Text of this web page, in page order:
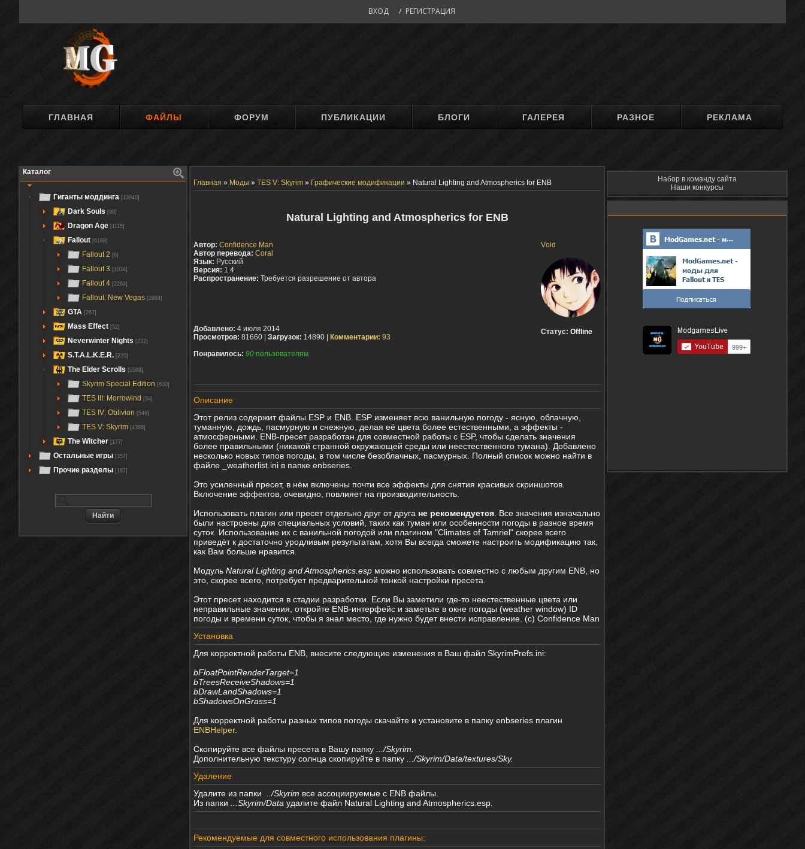
ВХОД / РЕГИСТРАЦИЯ
ГЛАВНАЯ ФАЙЛЫ ФОРУМ ПУБЛИКАЦИИ БЛОГИ ГАЛЕРЕЯ РАЗНОЕ РЕКЛАМА
Каталог
Гиганты моддинга [13940]
Dark Souls [90]
Dragon Age [1115]
Fallout [6188]
Fallout 2 [6]
Fallout 3 [1034]
Fallout 4 [2264]
Fallout: New Vegas [2884]
GTA [267]
Mass Effect [52]
Neverwinter Nights [232]
S.T.A.L.K.E.R. [220]
The Elder Scrolls [5599]
Skyrim Special Edition [630]
TES III: Morrowind [34]
TES IV: Oblivion [549]
TES V: Skyrim [4386]
The Witcher [177]
Остальные игры [357]
Прочие разделы [167]
Главная » Моды » TES V: Skyrim » Графические модификации » Natural Lighting and Atmospherics for ENB
Natural Lighting and Atmospherics for ENB
Vоid
Статус: Offline
Автор: Confidence Man
Автор перевода: Coral
Язык: Русский
Версия: 1.4
Распространение: Требуется разрешение от автора
Добавлено: 4 июля 2014
Просмотров: 81660 | Загрузок: 14890 | Комментарии: 93
Понравилось: 90 пользователям
Описание
Этот релиз содержит файлы ESP и ENB. ESP изменяет всю ванильную погоду - ясную, облачную,
туманную, дождь, пасмурную и снежную, делая её цвета более естественными, а эффекты -
атмосферными. ENB-пресет разработан для совместной работы с ESP, чтобы сделать значения
более правильными (никакой странной окружающей среды или неестественного тумана). Добавлено
несколько новых типов погоды, в том числе безоблачных, пасмурных. Полный список можно найти в
файле _weatherlist.ini в папке enbseries.
Это усиленный пресет, в нём включены почти все эффекты для снятия красивых скриншотов.
Включение эффектов, очевидно, повлияет на производительность.
Использовать плагин или пресет отдельно друг от друга не рекомендуется . Все значения изначально
были настроены для специальных условий, таких как туман или особенности погоды в разное время
суток. Использование их с ванильной погодой или плагином "Climates of Tamriel" скорее всего
приведёт к достаточно уродливым результатам, хотя Вы всегда сможете настроить модификацию так,
как Вам больше нравится.
Модуль Natural Lighting and Atmospherics.esp можно использовать совместно с любым другим ENB, но
это, скорее всего, потребует предварительной тонкой настройки пресета.
Этот пресет находится в стадии разработки. Если Вы заметили где-то неестественные цвета или
неправильные значения, откройте ENB-интерфейс и заметьте в окне погоды (weather window) ID
погоды и времени суток, чтобы я знал место, где нужно будет внести исправление. (с) Confidence Man
Установка
Для корректной работы ENB, внесите следующие изменения в Ваш файл SkyrimPrefs.ini:
bFloatPointRenderTarget=1
bTreesReceiveShadows=1
bDrawLandShadows=1
bShadowsOnGrass=1
Для корректной работы разных типов погоды скачайте и установите в папку enbseries плагин
ENBHelper.
Скопируйте все файлы пресета в Вашу папку
.../Skyrim.
Дополнительную текстуру солнца скопируйте в папку
.../Skyrim/Data/textures/Sky.
Удаление
Удалите из папки
.../Skyrim все ассоциируемые с ENB файлы.
Из папки
...Skyrim/Data удалите файл Natural Lighting and Atmospherics.esp
Рекомендуемые для совместного использования плагины:
Набор в команду сайта
Наши конкурсы